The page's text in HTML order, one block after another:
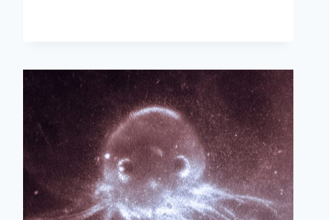
BELONG”,
UNE
QUÊTE
IDENTITAIRE
ENTRE
ROCK
ET
MODERNITÉ